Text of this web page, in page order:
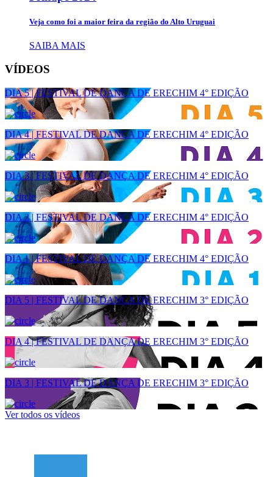
Veja como foi a maior feira da região do Alto Uruguai
SAIBA MAIS
VÍDEOS
DIA 5 | FESTIVAL DE DANÇA DE ERECHIM 4° EDIÇÃO
DIA 4 | FESTIVAL DE DANÇA DE ERECHIM 4° EDIÇÃO
DIA 3 | FESTIVAL DE DANÇA DE ERECHIM 4° EDIÇÃO
DIA 2 | FESTIVAL DE DANÇA DE ERECHIM 4° EDIÇÃO
DIA 1 | FESTIVAL DE DANÇA DE ERECHIM 4° EDIÇÃO
DIA 5 | FESTIVAL DE DANÇA DE ERECHIM 3° EDIÇÃO
DIA 4 | FESTIVAL DE DANÇA DE ERECHIM 3° EDIÇÃO
DIA 3 | FESTIVAL DE DANÇA DE ERECHIM 3° EDIÇÃO
Ver todos os vídeos